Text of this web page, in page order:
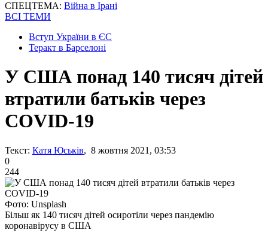
СПЕЦТЕМА: Війна в Ірані
ВСІ ТЕМИ
Вступ України в ЄС
Теракт в Барселоні
У США понад 140 тисяч дітей
втратили батьків через
COVID-19
Текст: Катя Юськів, 8 жовтня 2021, 03:53
0
244
Фото: Unsplash
Більш як 140 тисяч дітей осиротіли через пандемію
коронавірусу в США